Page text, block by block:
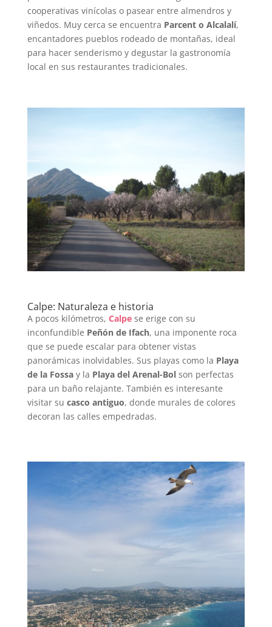
cooperativas vinícolas o pasear entre almendros y
viñedos. Muy cerca se encuentra Parcent o Alcalalí,
encantadores pueblos rodeado de montañas, ideal
para hacer senderismo y degustar la gastronomía
local en sus restaurantes tradicionales.
Calpe: Naturaleza e historia
A pocos kilómetros, Calpese erige con su
inconfundible Peñón de Ifach, una imponente roca
que se puede escalar para obtener vistas
panorámicas inolvidables. Sus playas como la Playa
de la Fossay la Playa del Arenal-Bolson perfectas
para un baño relajante. También es interesante
visitar su casco antiguo, donde murales de colores
decoran las calles empedradas.